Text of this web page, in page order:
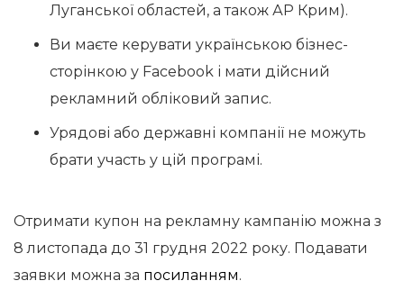
Луганської областей, а також АР Крим).
Ви маєте керувати українською бізнес-
сторінкою у Facebook і мати дійсний
рекламний обліковий запис.
Урядові або державні компанії не можуть
брати участь у цій програмі.
Отримати купон на рекламну кампанію можна з
8 листопада до 31 грудня 2022 року. Подавати
заявки можна за посиланням.